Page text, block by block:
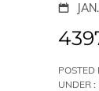
JAN.
POSTED
UNDER :